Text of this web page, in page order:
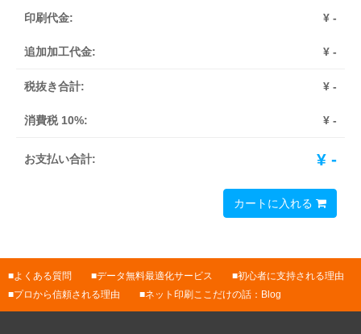
印刷代金: ¥ -
追加加工代金: ¥ -
税抜き合計: ¥ -
消費税 10%: ¥ -
お支払い合計: ¥ -
カートに入れる
よくある質問 データ無料最適化サービス
初心者に支持される理由
プロから信頼される理由
ネット印刷ここだけの話：Blog